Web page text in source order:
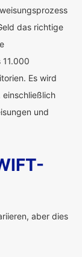
das richtige
11.000
Es wird
einschließlich
und
aber dies